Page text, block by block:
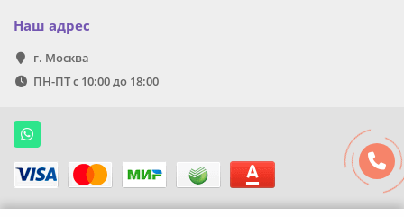
Наш адрес
г. Москва
ПН-ПТ с 10:00 до 18:00